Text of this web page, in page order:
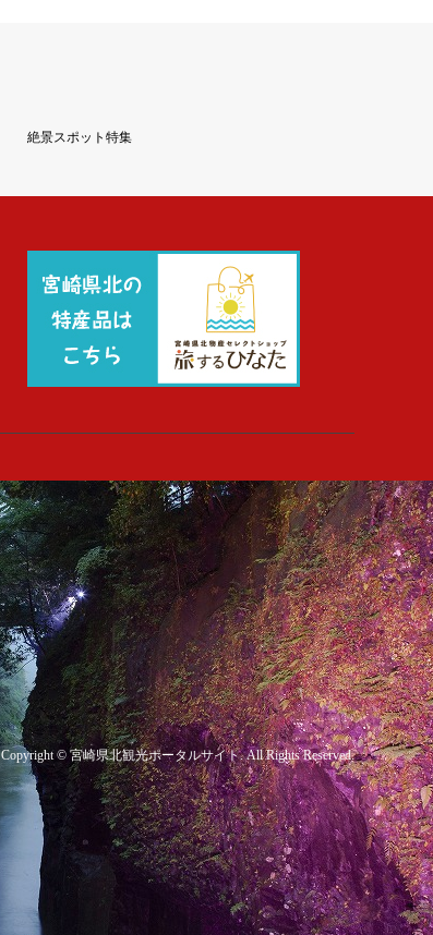
絶景スポット特集
Copyright ©宮崎県北観光ポータルサイト. All Rights Reserved.